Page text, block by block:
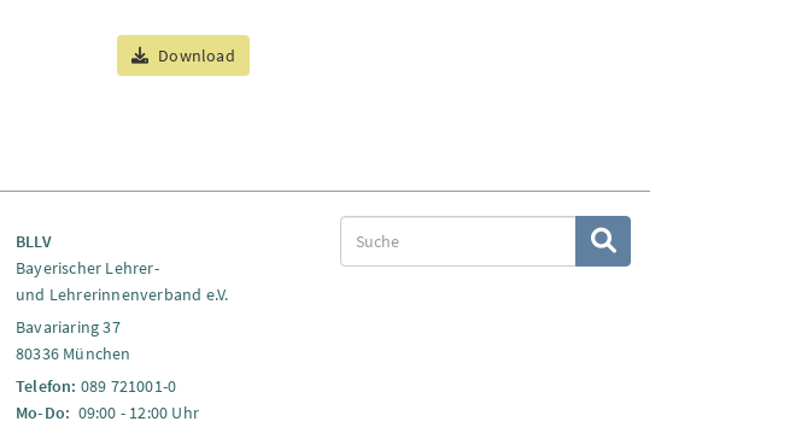
Download
BLLV
Bayerischer Lehrer-
und Lehrerinnenverband e.V.
Bavariaring 37
80336 München
Telefon: 089 721001-0
Mo-Do: 09:00 - 12:00 Uhr